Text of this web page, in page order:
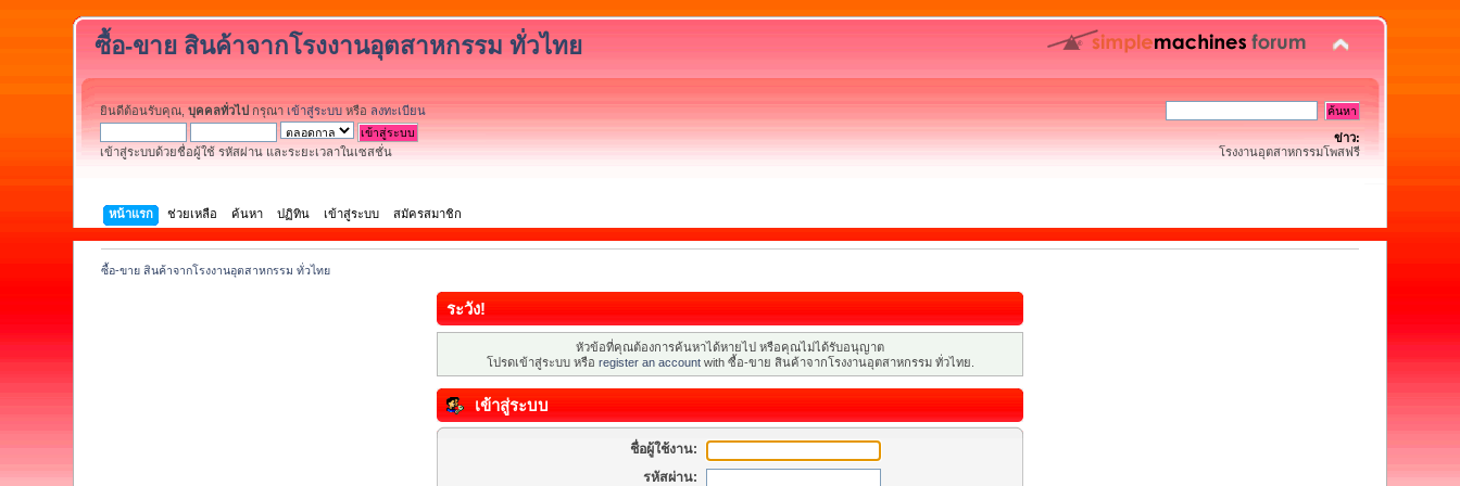
ซื้อ-ขาย สินค้าจากโรงงานอุตสาหกรรม ทั่วไทย
ยินดีต้อนรับคุณ,บุคคลทั่วไป กรุณา เข้าสู่ระบบ หรือ ลงทะเบียน
เข้าสู่ระบบด้วยชื่อผู้ใช้ รหัสผ่าน และระยะเวลาในเซสชั่น
ข่าว:
โรงงานอุตสาหกรรมโพสฟรี
หน้าแรก ช่วยเหลือ ค้นหา ปฏิทิน เข้าสู่ระบบ สมัครสมาชิก
ซื้อ-ขาย สินค้าจากโรงงานอุตสาหกรรม ทั่วไทย
ระวัง!
หัวข้อที่คุณต้องการค้นหาได้หายไป หรือคุณไม่ได้รับอนุญาต
โปรดเข้าสู่ระบบ หรือ register an accountwith ซื้อ-ขาย สินค้าจากโรงงานอุตสาหกรรม ทั่วไทย.
เข้าสู่ระบบ
ชื่อผู้ใช้งาน:
รหัสผ่าน: